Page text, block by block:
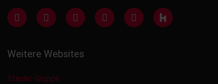
Weitere Websites
Steuler-Gruppe